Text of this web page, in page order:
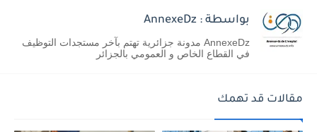
بواسطة : AnnexeDz
AnnexeDz مدونة جزائرية تهتم بآخر مستجدات التوظيف
في القطاع الخاص و العمومي بالجزائر
مقالات قد تهمك